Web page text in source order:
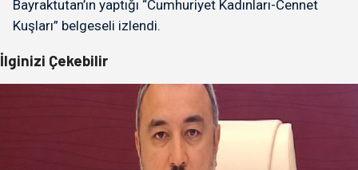
Bayraktutan’ın yaptığı “Cumhuriyet Kadınları-Cennet
Kuşları” belgeseli izlendi.
İlginizi Çekebilir